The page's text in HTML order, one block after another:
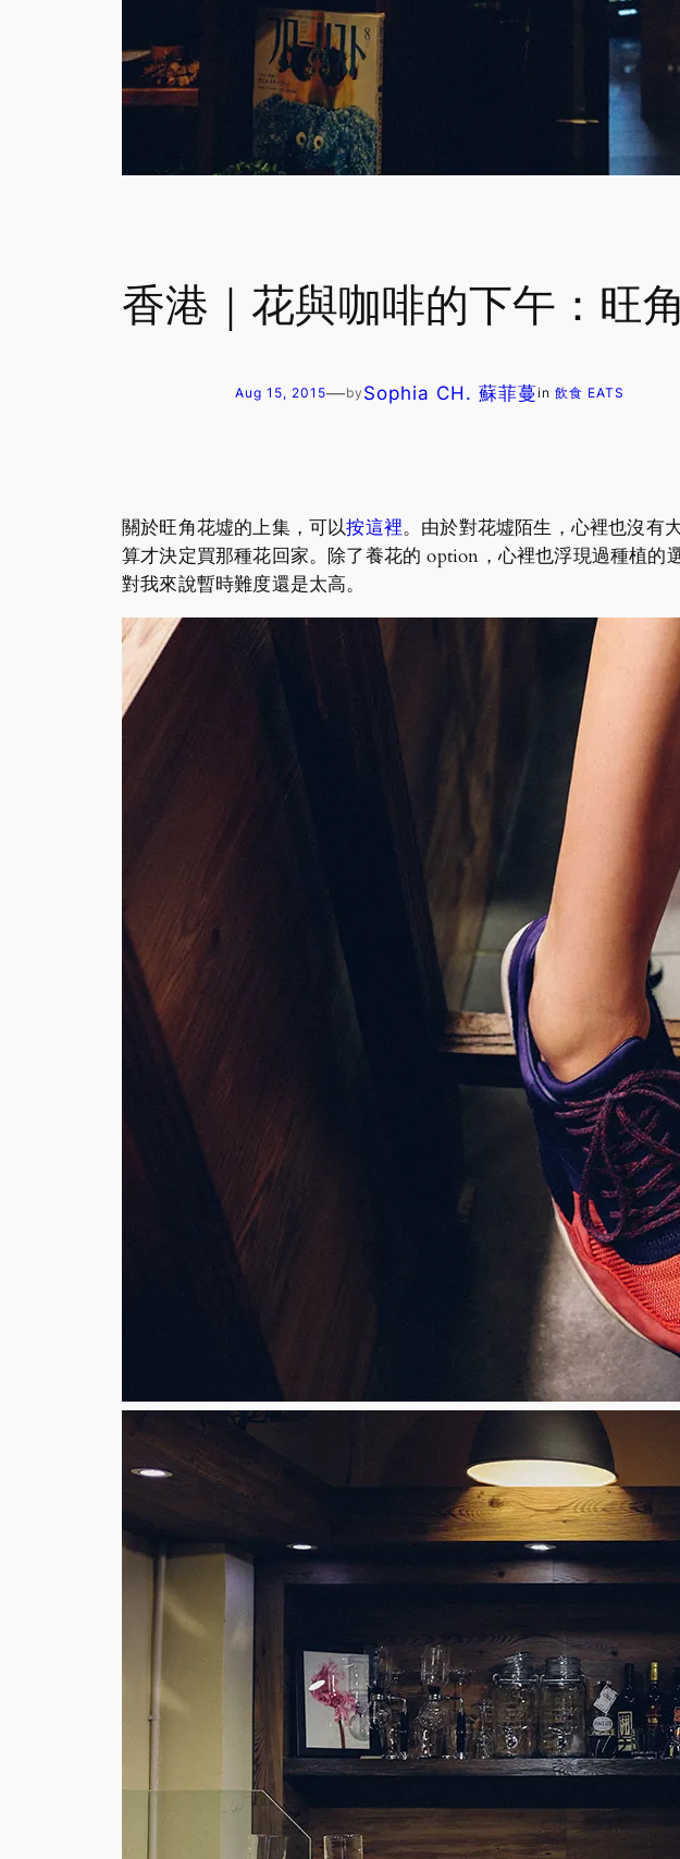
香港｜花與咖啡的下午：旺
Aug 15, 2015—by Sophia CH. 蘇菲蔓in 飲食 EATS
關於旺角花墟的上集，可以按這裡。由於對花墟陌生，心裡也沒有
算才決定買那種花回家。除了養花的 option，心裡也浮現過種植
對我來說暫時難度還是太高。